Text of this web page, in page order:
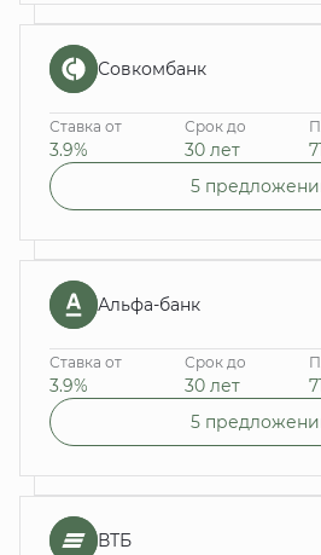
Совкомбанк
Ставка от
3.9%
Срок до
30 лет
5
Альфа-банк
Ставка от
3.9%
Срок до
30 лет
5
ВТБ